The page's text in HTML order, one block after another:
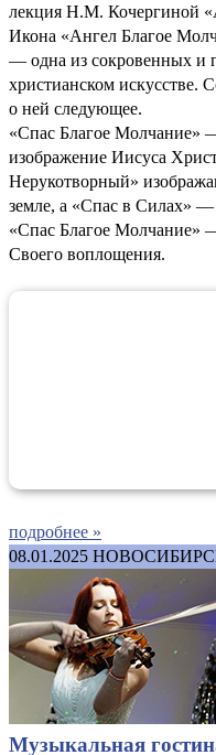
лекция Н.М. Кочергиной
Икона «Ангел Благое
— одна из сокровенных и
христианском искусстве.
о ней следующее.
«Спас Благое Молчание»
изображение Иисуса
Нерукотворный»
земле, а «Спас в Силах»
«Спас Благое Молчание»
Своего воплощения.
подробнее »
08.01.2025
Музыкальная